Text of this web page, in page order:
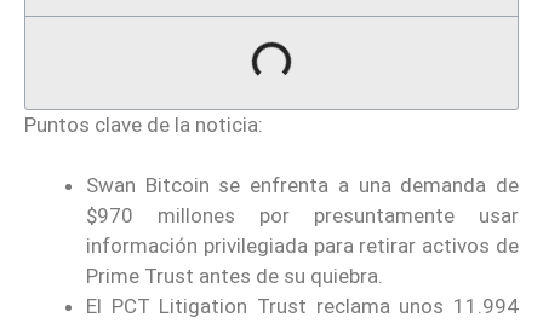
Puntos clave de la noticia:
Swan Bitcoin se enfrenta a una demanda de
$970 millones por presuntamente usar
información privilegiada para retirar activos de
Prime Trust antes de su quiebra.
El PCT Litigation Trust reclama unos 11.994